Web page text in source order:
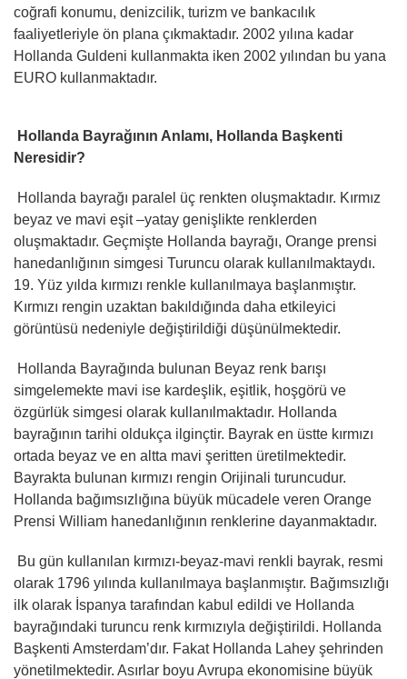
coğrafi konumu, denizcilik, turizm ve bankacılık
faaliyetleriyle ön plana çıkmaktadır. 2002 yılına kadar
Hollanda Guldeni kullanmakta iken 2002 yılından bu yana
EURO kullanmaktadır.
Hollanda Bayrağının Anlamı, Hollanda Başkenti
Neresidir?
Hollanda bayrağı paralel üç renkten oluşmaktadır. Kırmız
beyaz ve mavi eşit –yatay genişlikte renklerden
oluşmaktadır. Geçmişte Hollanda bayrağı, Orange prensi
hanedanlığının simgesi Turuncu olarak kullanılmaktaydı.
19. Yüz yılda kırmızı renkle kullanılmaya başlanmıştır.
Kırmızı rengin uzaktan bakıldığında daha etkileyici
görüntüsü nedeniyle değiştirildiği düşünülmektedir.
Hollanda Bayrağında bulunan Beyaz renk barışı
simgelemekte mavi ise kardeşlik, eşitlik, hoşgörü ve
özgürlük simgesi olarak kullanılmaktadır. Hollanda
bayrağının tarihi oldukça ilginçtir. Bayrak en üstte kırmızı
ortada beyaz ve en altta mavi şeritten üretilmektedir.
Bayrakta bulunan kırmızı rengin Orijinali turuncudur.
Hollanda bağımsızlığına büyük mücadele veren Orange
Prensi William hanedanlığının renklerine dayanmaktadır.
Bu gün kullanılan kırmızı-beyaz-mavi renkli bayrak, resmi
olarak 1796 yılında kullanılmaya başlanmıştır. Bağımsızlığı
ilk olarak İspanya tarafından kabul edildi ve Hollanda
bayrağındaki turuncu renk kırmızıyla değiştirildi. Hollanda
Başkenti Amsterdam’dır. Fakat Hollanda Lahey şehrinden
yönetilmektedir. Asırlar boyu Avrupa ekonomisine büyük